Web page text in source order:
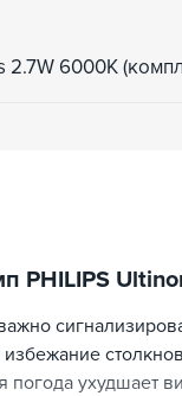
2.7W 6000K
PHILIPS
погода ухудшает